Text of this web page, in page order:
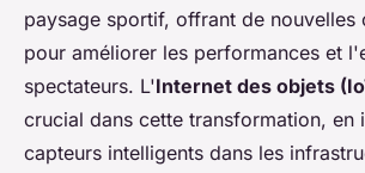
paysage sportif, offrant de nouvelles
pour améliorer les performances et
spectateurs. L'Internet des objets
crucial dans cette transformation, en
capteurs intelligents dans les